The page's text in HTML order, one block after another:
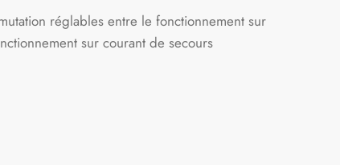
réglables entre le fonctionnement sur
sur courant de secours